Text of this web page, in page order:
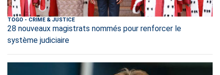
TOGO - CRIME & JUSTICE
28 nouveaux magistrats nommés pour renforcer le
système judiciaire